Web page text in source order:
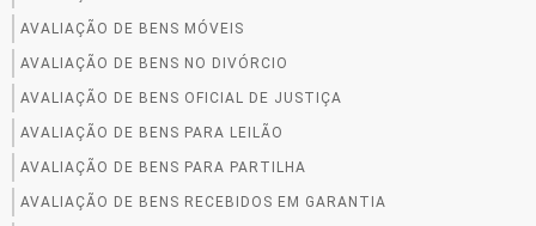
AVALIAÇÃO DE BENS MÓVEIS
AVALIAÇÃO DE BENS NO DIVÓRCIO
AVALIAÇÃO DE BENS OFICIAL DE JUSTIÇA
AVALIAÇÃO DE BENS PARA LEILÃO
AVALIAÇÃO DE BENS PARA PARTILHA
AVALIAÇÃO DE BENS RECEBIDOS EM GARANTIA